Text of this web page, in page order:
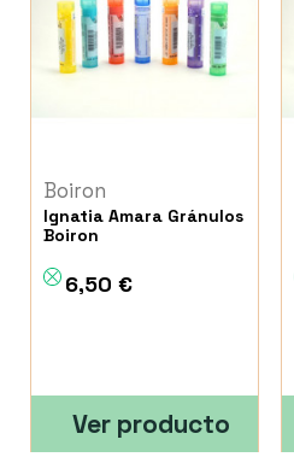
Boiron
Ignatia Amara Gránulos
Boiron
6,50 €
Ver producto